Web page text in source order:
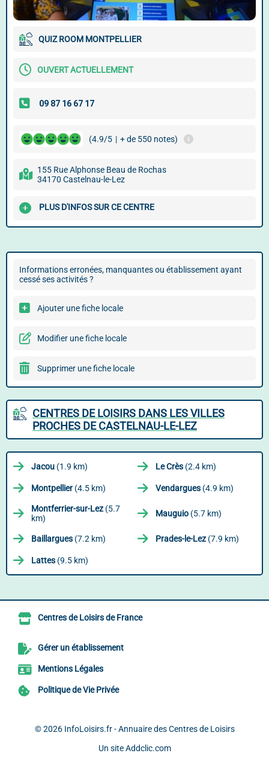
QUIZ ROOM MONTPELLIER
OUVERT ACTUELLEMENT
(4.9/5 | + de 550 notes)
155 Rue Alphonse Beau de Rochas
34170 Castelnau-le-Lez
PLUS D'INFOS SUR CE CENTRE
Informations erronées, manquantes ou établissement ayant
cessé ses activités ?
Ajouter une fiche locale
Modifier une fiche locale
Supprimer une fiche locale
CENTRES DE LOISIRS DANS LES VILLES
PROCHES DE CASTELNAU-LE-LEZ
Jacou (1.9 km) Le Crès (2.4 km)
Montpellier(4.5 km) Vendargues (4.9 km)
Montferrier-sur-Lez (5.7
km)
Mauguio (5.7 km)
Baillargues (7.2 km) Prades-le-Lez (7.9 km)
Lattes (9.5 km)
Centres de Loisirs de France
Gérer un établissement
Mentions Légales
Politique de Vie Privée
© 2026 InfoLoisirs.fr - Annuaire des Centres de Loisirs
Un site Addclic.com